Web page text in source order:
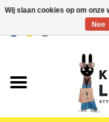
USD
Wij slaan cookies op om
Nee